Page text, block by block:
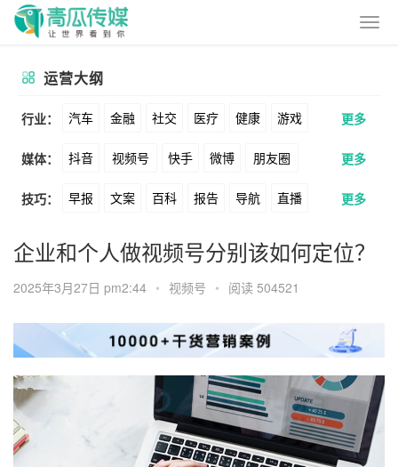
运营大纲
行业： 汽车 金融 社交 医疗 健康 游戏
动漫 美妆 美食 家装 教育 婚纱
酒旅 母婴 宠物 文娱 跨境 科技
广告 元宇宙 房地产
更多
媒体： 抖音 视频号 快手 微博 朋友圈
公众号 B站 小红书 头条 知乎
Soul 360 百度 搜狗 爱奇艺 美柚
美图 最右 神马 谷歌 Facebook
Tiktok YouTube Yahoo Bing
更多
技巧： 早报 文案 百科 报告 导航 直播
卖货 脚本 话术 电商 私域 社群
涨粉 广告 推广 方案 策划 案例
数据 拉新 活动 用户 海外
更多
企业和个人做视频号分别该如何定位？
2025年3月27日 pm2:44 • 视频号 • 阅读 504521